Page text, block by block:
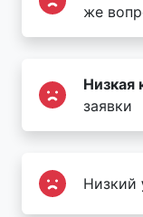
же
Низкая
заявки
Низкий